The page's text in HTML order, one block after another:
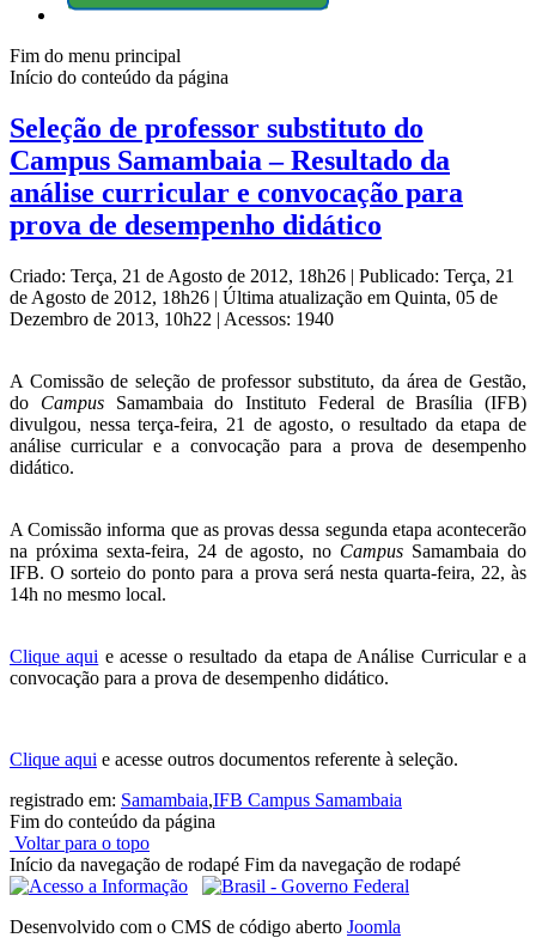
Fim do menu principal
Início do conteúdo da página
Seleção de professor substituto do
Campus Samambaia – Resultado da
análise curricular e convocação para
prova de desempenho didático
Criado: Terça, 21 de Agosto de 2012, 18h26 | Publicado: Terça, 21
de Agosto de 2012, 18h26 | Última atualização em Quinta, 05 de
Dezembro de 2013, 10h22 | Acessos: 1940
A Comissão de seleção de professor substituto, da área de Gestão,
do CampusSamambaia do Instituto Federal de Brasília (IFB)
divulgou, nessa terça-feira, 21 de agosto, o resultado da etapa de
análise curricular e a convocação para a prova de desempenho
didático.
A Comissão informa que as provas dessa segunda etapa acontecerão
na próxima sexta-feira, 24 de agosto, no Campus Samambaia do
IFB. O sorteio do ponto para a prova será nesta quarta-feira, 22, às
14h no mesmo local.
Clique aqui e acesse o resultado da etapa de Análise Curricular e a
convocação para a prova de desempenho didático.
Clique aqui e acesse outros documentos referente à seleção.
registrado em: Samambaia,IFB Campus Samambaia
Fim do conteúdo da página
Voltar para o topo
Início da navegação de rodapé Fim da navegação de rodapé
Desenvolvido com o CMS de código aberto Joomla